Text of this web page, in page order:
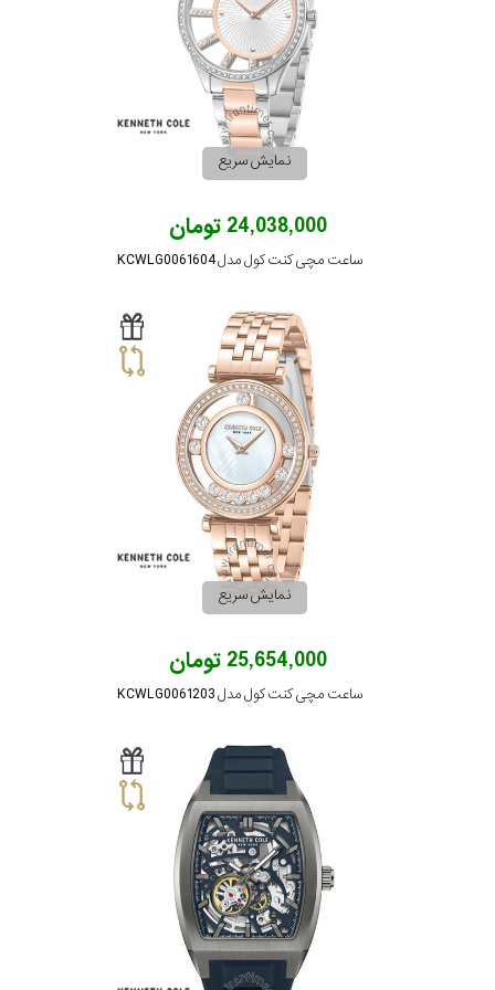
نمایش سریع
24,038,000 تومان
ساعت مچی کنت کول مدل KCWLG0061604
نمایش سریع
25,654,000 تومان
ساعت مچی کنت کول مدل KCWLG0061203